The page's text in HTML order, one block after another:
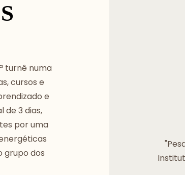
turnê numa
cursos e
e
de 3 dias,
por uma
grupo dos